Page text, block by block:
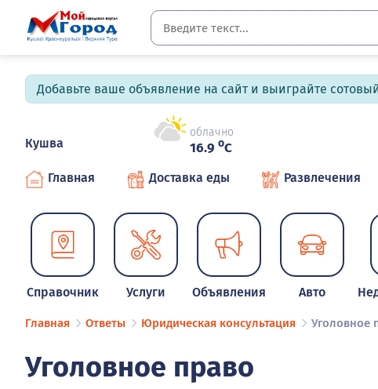
Добавьте ваше объявление на сайт и выиграйте
Кушва
облачно
16.9 oC
Главная Доставка еды Развлечения
Справочник Услуги Объявления Авто
Главная Ответы Юридическая консультация Уголовное
Уголовное право